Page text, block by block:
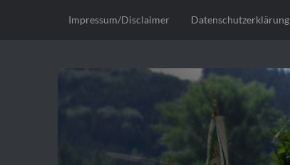
Impressum/Disclaimer Datenschutzerklärung